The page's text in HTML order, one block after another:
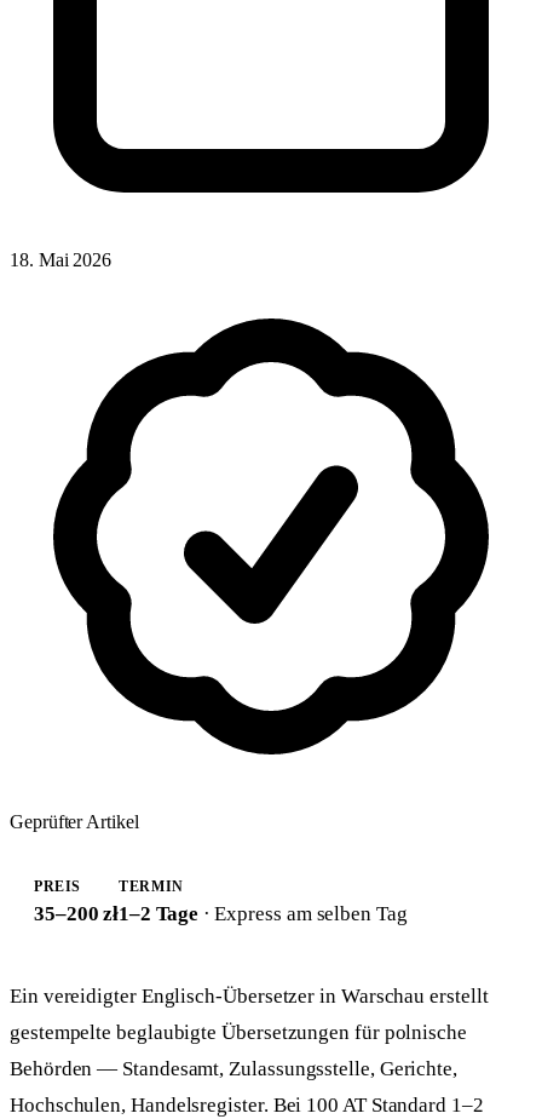
18. Mai 2026
Geprüfter Artikel
PREIS
35–200 zł
TERMIN
1–2 Tage · Express am selben Tag
Ein vereidigter Englisch-Übersetzer in Warschau erstellt
gestempelte beglaubigte Übersetzungen für polnische
Behörden — Standesamt, Zulassungsstelle, Gerichte,
Hochschulen, Handelsregister. Bei 100 AT Standard 1–2